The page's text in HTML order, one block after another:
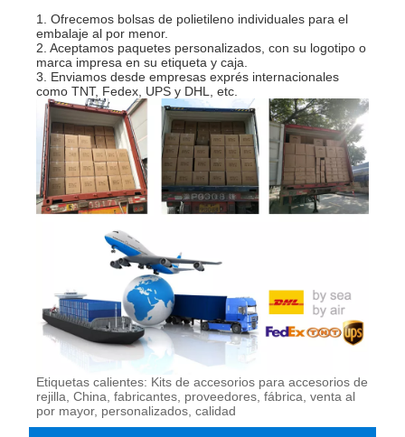
1. Ofrecemos bolsas de polietileno individuales para el
embalaje al por menor.
2. Aceptamos paquetes personalizados, con su logotipo o
marca impresa en su etiqueta y caja.
3. Enviamos desde empresas exprés internacionales
como TNT, Fedex, UPS y DHL, etc.
Etiquetas calientes: Kits de accesorios para accesorios de
rejilla, China, fabricantes, proveedores, fábrica, venta al
por mayor, personalizados, calidad